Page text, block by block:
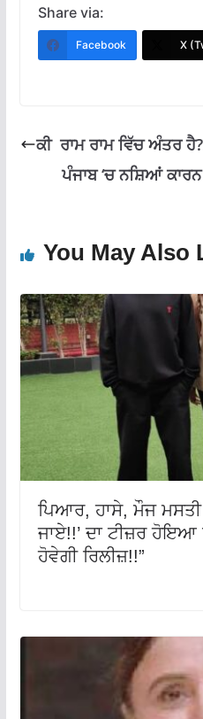
e
b
k
at
s
p
e
gr
Share via:
Facebook X
ਕੀ ਰਾਮ ਰਾਮ ਵਿੱਚ ਅੰਤਰ
ਪੰਜਾਬ ‘ਚ ਨਸ਼ਿਆਂ
You May Also
ਪਿਆਰ, ਹਾਸੇ, ਮੌਜ ਮਸਤੀ
ਜਾਏ!!’ ਦਾ ਟੀਜ਼ਰ ਹੋਇਆ
ਹੋਵੇਗੀ ਰਿਲੀਜ਼!!”